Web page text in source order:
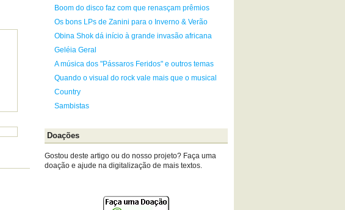
Boom do disco faz com que renasçam prêmios
Os bons LPs de Zanini para o Inverno & Verão
Obina Shok dá início à grande invasão africana
Geléia Geral
A música dos "Pássaros Feridos" e outros temas
Quando o visual do rock vale mais que o musical
Country
Sambistas
Doações
Gostou deste artigo ou do nosso projeto? Faça uma
doação e ajude na digitalização de mais textos.